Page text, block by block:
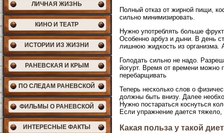
ЛИЧНАЯ ЖИЗНЬ
КИНО И ТЕАТР
ИСТОРИИ ИЗ ЖИЗНИ
РАНЕВСКАЯ И КРЫМ
ПО СЛЕДАМ РАНЕВСКОЙ
ФИЛЬМЫ О РАНЕВСКОЙ
ИНТЕРЕСНЫЕ ФАКТЫ
Полный отказ от жирной пищи,
сильно минимизировать.
Нужно употреблять больше
Особенно арбуз и дыни. В день
лишнюю жидкость из организма.
Голодать сильно не надо.
йогурт. Время от времени можно
перебарщивать
Теперь несколько слов о
должны быть внизу. Далее
Нужно постараться коснуться
Если упражнение дается
Какая польза у такой